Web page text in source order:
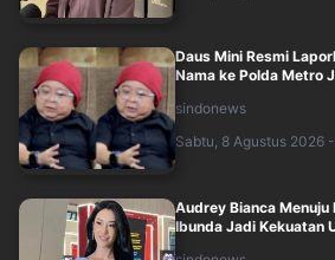
Daus Mini Resmi
Nama ke Polda Metro
sindonews
Sabtu, 8 Agustus 2026
Audrey Bianca
Ibunda Jadi Kekuatan